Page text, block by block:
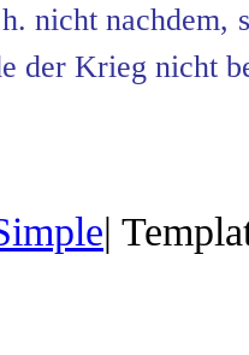
nicht nachdem,
der Krieg nicht
|